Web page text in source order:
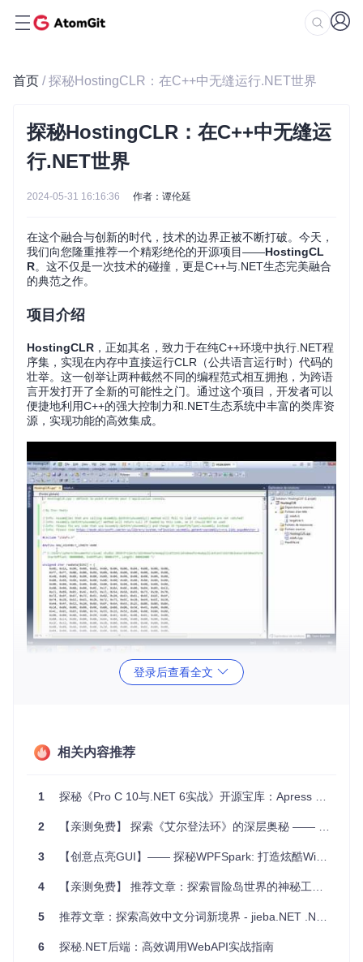
首页 / 探秘HostingCLR：在C++中无缝运行.NET世界
探秘HostingCLR：在C++中无缝运
行.NET世界
2024-05-31 16:16:36 作者：谭伦延
在这个融合与创新的时代，技术的边界正被不断打破。今天，
我们向您隆重推荐一个精彩绝伦的开源项目——HostingCL
R。这不仅是一次技术的碰撞，更是C++与.NET生态完美融合
的典范之作。
项目介绍
HostingCLR ，正如其名，致力于在纯C++环境中执行.NET程
序集，实现在内存中直接运行CLR（公共语言运行时）代码的
壮举。这一创举让两种截然不同的编程范式相互拥抱，为跨语
言开发打开了全新的可能性之门。通过这个项目，开发者可以
便捷地利用C++的强大控制力和.NET生态系统中丰富的类库资
源，实现功能的高效集成。
HostingCLR的核心在于其巧妙的实现了CLR的宿主环境，使
到了.NET框架的底层机制，利用了CLR的托管宿主接口，绕过
了传统的独立进程执行方式，直接在当前C++进程内运行.NET
代码。这一技术挑战了语言间的界限，对内存管理和性能优化
有着深远的意义。通过宿主API的运用，项目实现了高效的资
源调控，确保了异构代码之间的流畅交互。
应用场景
混合应用开发 : 对于那些需要高性能计算核心而界面又需丰
工具链扩展: 允许C++工具或框架引入.NET库，快速实现新
登录后查看全文
相关内容推荐
1 探秘《Pro C 10与.NET 6实战》开源宝库：Apress Source Code全解析
2 【亲测免费】 探索《艾尔登法环》的深层奥秘 —— Elden-Ring-Debug-Tool 使用指南
3 【创意点亮GUI】—— 探秘WPFSpark: 打造炫酷Windows应用的利器
4 【亲测免费】 推荐文章：探索冒险岛世界的神秘工具——WzComparerR2
5 推荐文章：探索高效中文分词新境界 - jieba.NET .NET Core 版
6 探秘.NET后端：高效调用WebAPI实战指南